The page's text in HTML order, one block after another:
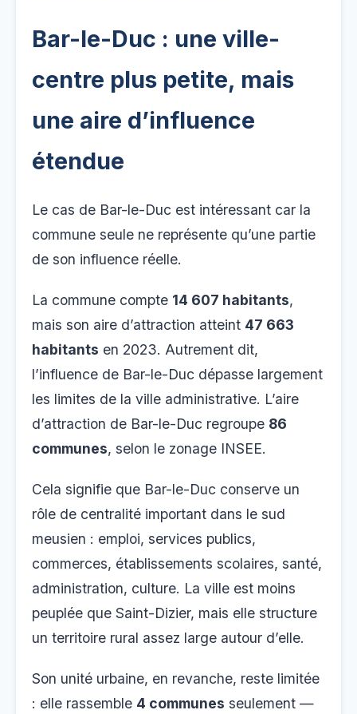
Bar-le-Duc : une ville-
centre plus petite, mais
une aire d’influence
étendue
Le cas de Bar-le-Duc est intéressant car la
commune seule ne représente qu’une partie
de son influence réelle.
La commune compte 14 607 habitants,
mais son aire d’attraction atteint 47 663
habitants en 2023. Autrement dit,
l’influence de Bar-le-Duc dépasse largement
les limites de la ville administrative. L’aire
d’attraction de Bar-le-Duc regroupe 86
communes, selon le zonage INSEE.
Cela signifie que Bar-le-Duc conserve un
rôle de centralité important dans le sud
meusien : emploi, services publics,
commerces, établissements scolaires, santé,
administration, culture. La ville est moins
peuplée que Saint-Dizier, mais elle structure
un territoire rural assez large autour d’elle.
Son unité urbaine, en revanche, reste limitée
: elle rassemble 4 communes seulement —